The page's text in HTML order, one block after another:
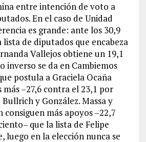
entre intención de voto a
En el caso de Unidad
es grande: ante los 30,9
lista de diputados que encabeza
Vallejos obtiene un 19,1
inverso se da en Cambiemos
postula a Graciela Ocaña
más –27,6 contra el 23,1 por
y González. Massa y
más apoyos –22,7
que la lista de Felipe
luego en la elección nunca se